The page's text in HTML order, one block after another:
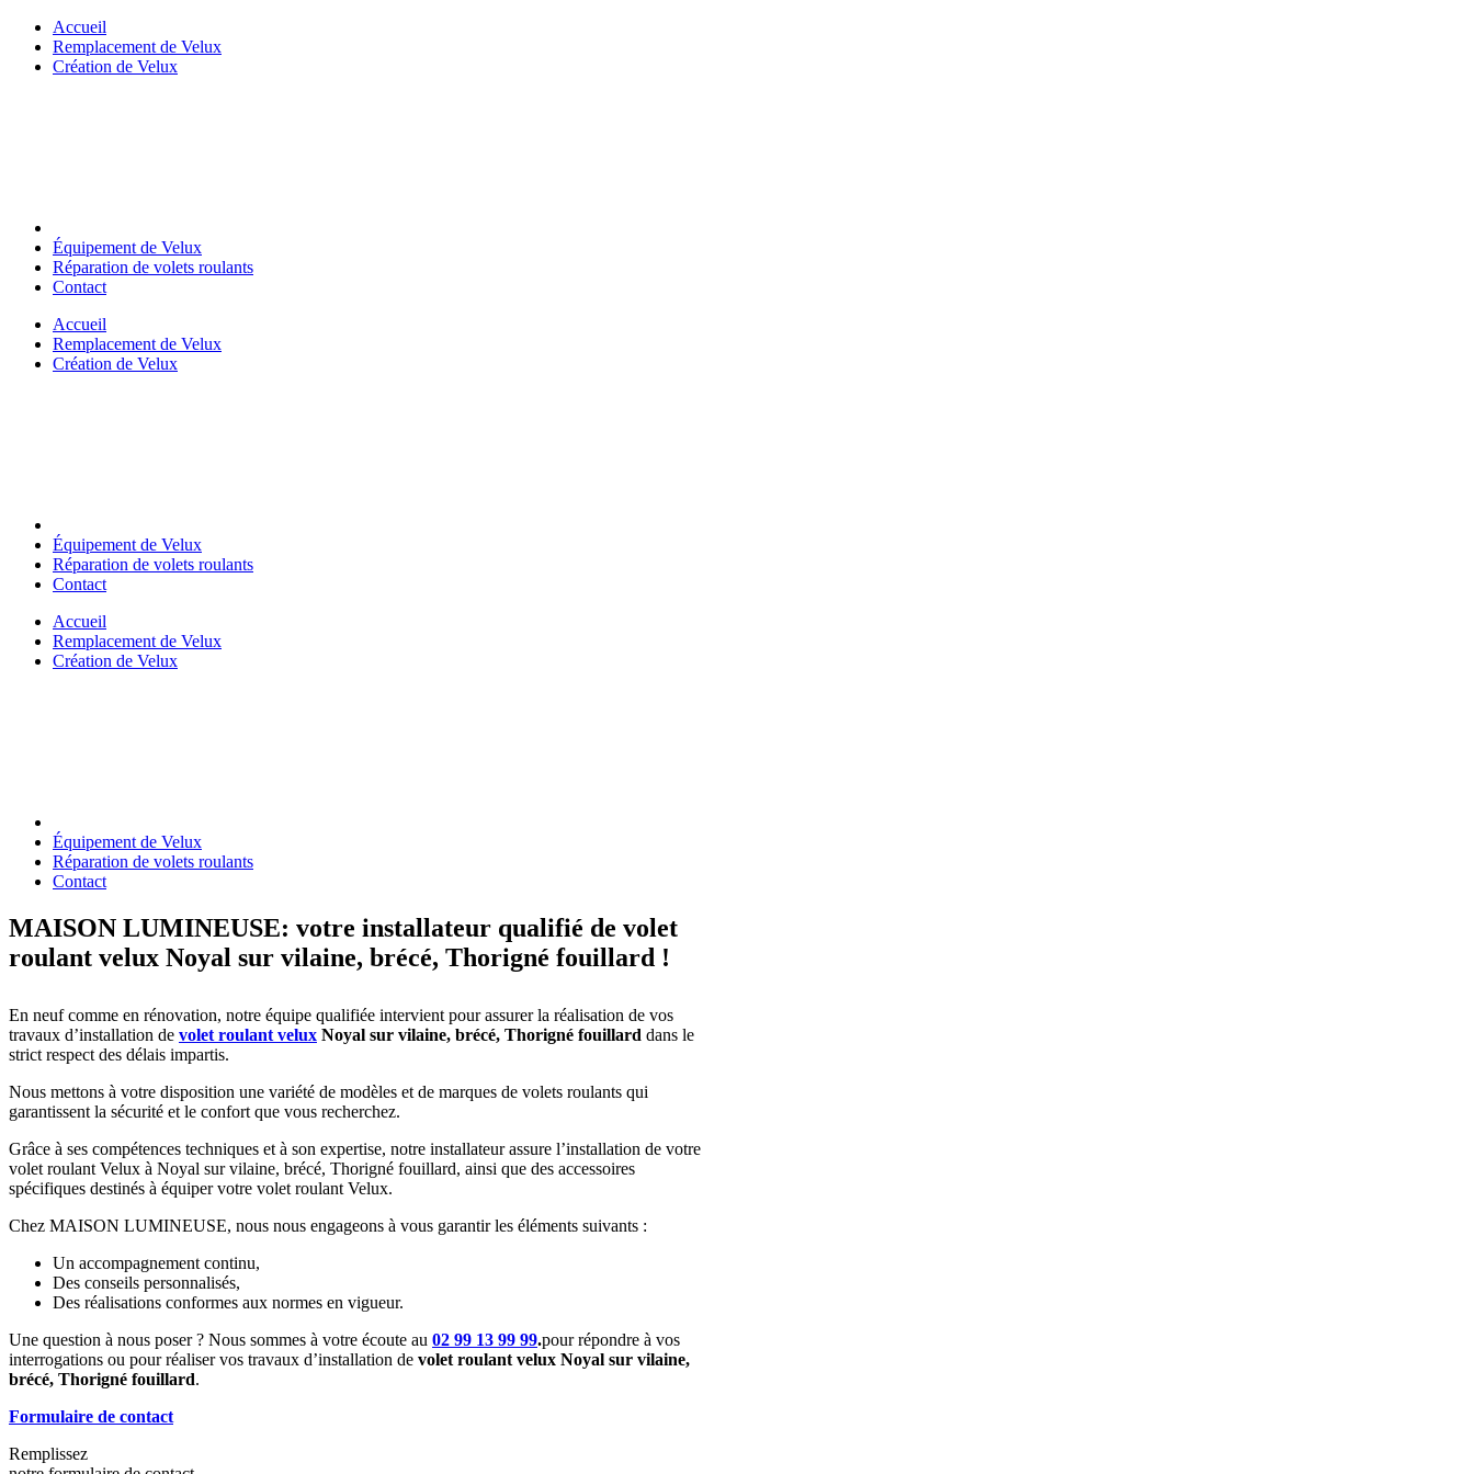
Skip
content
Accueil
Remplacement de Velux
Création de Velux
Équipement de Velux
Réparation de volets roulants
Contact
Accueil
Remplacement de Velux
Création de Velux
Équipement de Velux
Réparation de volets roulants
Contact
Accueil
Remplacement de Velux
Création de Velux
Équipement de Velux
Réparation de volets roulants
Contact
MAISON LUMINEUSE: votre installateur qualifié de volet
roulant velux Noyal sur vilaine, brécé, Thorigné fouillard !
En neuf comme en rénovation, notre équipe qualifiée intervient pour assurer la réalisation de vos
travaux d’installation de volet roulant velux Noyal sur vilaine, brécé, Thorigné fouillard dans le
strict respect des délais impartis.
Nous mettons à votre disposition une variété de modèles et de marques de volets roulants qui
garantissent la sécurité et le confort que vous recherchez.
Grâce à ses compétences techniques et à son expertise, notre installateur assure l’installation de votre
volet roulant Velux à Noyal sur vilaine, brécé, Thorigné fouillard, ainsi que des accessoires
spécifiques destinés à équiper votre volet roulant Velux.
Chez MAISON LUMINEUSE, nous nous engageons à vous garantir les éléments suivants :
Un accompagnement continu,
Des conseils personnalisés,
Des réalisations conformes aux normes en vigueur.
Une question à nous poser ? Nous sommes à votre écoute au 02 99 13 99 99.pour répondre à vos
interrogations ou pour réaliser vos travaux d’installation de volet roulant velux Noyal sur vilaine,
brécé, Thorigné fouillard.
Formulaire de contact
Remplissez